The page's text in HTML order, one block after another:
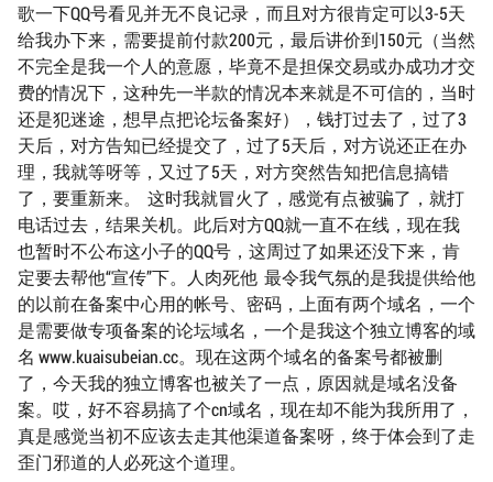
歌一下QQ号看见并无不良记录，而且对方很肯定可以3-5天
给我办下来，需要提前付款200元，最后讲价到150元（当然
不完全是我一个人的意愿，毕竟不是担保交易或办成功才交
费的情况下，这种先一半款的情况本来就是不可信的，当时
还是犯迷途，想早点把论坛备案好），钱打过去了，过了3
天后，对方告知已经提交了，过了5天后，对方说还正在办
理，我就等呀等，又过了5天，对方突然告知把信息搞错
了，要重新来。 这时我就冒火了，感觉有点被骗了，就打
电话过去，结果关机。此后对方QQ就一直不在线，现在我
也暂时不公布这小子的QQ号，这周过了如果还没下来，肯
定要去帮他“宣传”下。人肉死他 最令我气氛的是我提供给他
的以前在备案中心用的帐号、密码，上面有两个域名，一个
是需要做专项备案的论坛域名，一个是我这个独立博客的域
名 www.kuaisubeian.cc。现在这两个域名的备案号都被删
了，今天我的独立博客也被关了一点，原因就是域名没备
案。哎，好不容易搞了个cn域名，现在却不能为我所用了，
真是感觉当初不应该去走其他渠道备案呀，终于体会到了走
歪门邪道的人必死这个道理。